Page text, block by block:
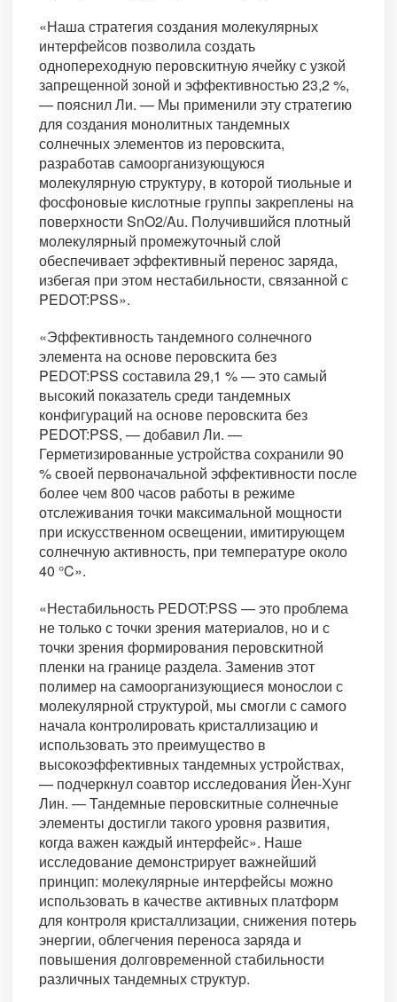
«Наша стратегия создания молекулярных
интерфейсов позволила создать
однопереходную перовскитную ячейку с узкой
запрещенной зоной и эффективностью 23,2 %,
— пояснил Ли. — Мы применили эту стратегию
для создания монолитных тандемных
солнечных элементов из перовскита,
разработав самоорганизующуюся
молекулярную структуру, в которой тиольные и
фосфоновые кислотные группы закреплены на
поверхности SnO2/Au. Получившийся плотный
молекулярный промежуточный слой
обеспечивает эффективный перенос заряда,
избегая при этом нестабильности, связанной с
PEDOT:PSS».
«Эффективность тандемного солнечного
элемента на основе перовскита без
PEDOT:PSS составила 29,1 % — это самый
высокий показатель среди тандемных
конфигураций на основе перовскита без
PEDOT:PSS, — добавил Ли. —
Герметизированные устройства сохранили 90
% своей первоначальной эффективности после
более чем 800 часов работы в режиме
отслеживания точки максимальной мощности
при искусственном освещении, имитирующем
солнечную активность, при температуре около
40 °C».
«Нестабильность PEDOT:PSS — это проблема
не только с точки зрения материалов, но и с
точки зрения формирования перовскитной
пленки на границе раздела. Заменив этот
полимер на самоорганизующиеся монослои с
молекулярной структурой, мы смогли с самого
начала контролировать кристаллизацию и
использовать это преимущество в
высокоэффективных тандемных устройствах,
— подчеркнул соавтор исследования Йен-Хунг
Лин. — Тандемные перовскитные солнечные
элементы достигли такого уровня развития,
когда важен каждый интерфейс». Наше
исследование демонстрирует важнейший
принцип: молекулярные интерфейсы можно
использовать в качестве активных платформ
для контроля кристаллизации, снижения потерь
энергии, облегчения переноса заряда и
повышения долговременной стабильности
различных тандемных структур.